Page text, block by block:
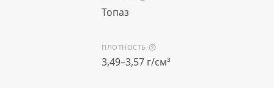
Топаз
ПЛОТНОСТЬ
3,49–3,57 г/см³